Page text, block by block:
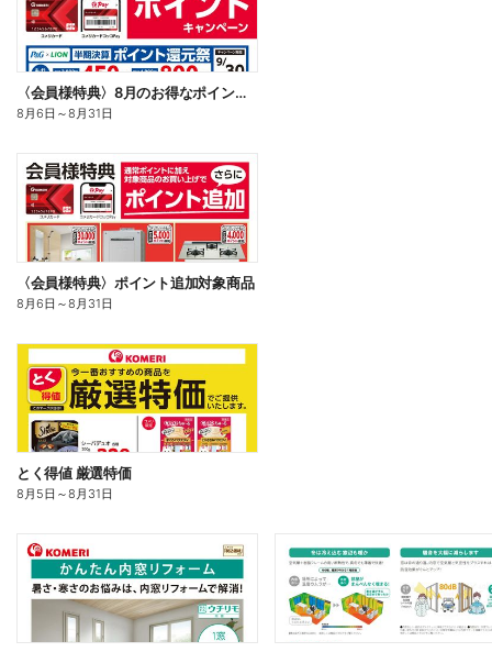
〈会員様特典〉8月のお得なポイントキャンペーン
8月6日 ～8月31日
〈会員様特典〉ポイント追加対象商品
8月6日 ～8月31日
とく得値 厳選特価
8月5日 ～8月31日